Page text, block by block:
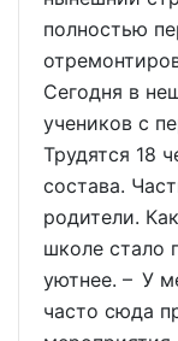
полностью
Сегодня в
учеников с
Трудятся 18
состава.
родители.
школе стало
уютнее. – У
часто сюда